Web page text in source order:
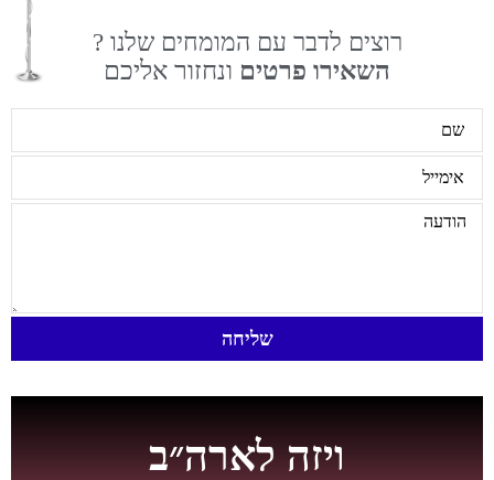
רוצים לדבר עם המומחים שלנו ?
השאירו פרטים ונחזור אליכם
שליחה
ויזה לארה״ב